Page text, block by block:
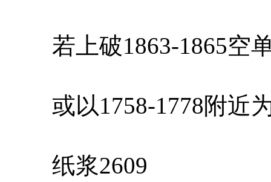
若上破1863-1865空
或以1758-1778附近
纸浆2609